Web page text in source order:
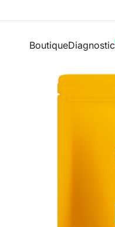
BoutiqueDiagnostic